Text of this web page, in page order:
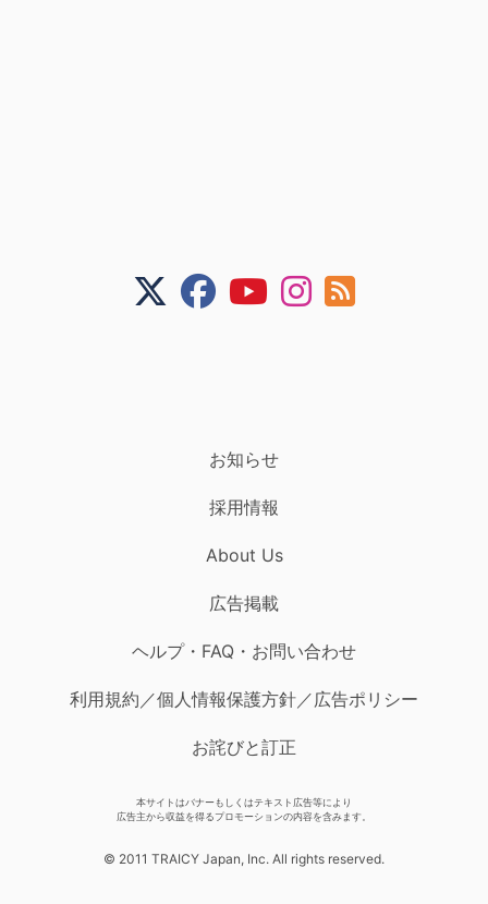
お知らせ
採用情報
About Us
広告掲載
ヘルプ・FAQ・お問い合わせ
利用規約／個人情報保護方針／広告ポリシー
お詫びと訂正
本サイトはバナーもしくはテキスト広告等により
広告主から収益を得るプロモーションの内容を含みます。
© 2011 TRAICY Japan, Inc. All rights reserved.